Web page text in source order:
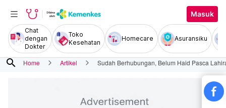
Masuk
Chat
dengan
Dokter
Toko
Kesehatan
Homecare Asuransiku
search Home Artikel Sudah Berhubungan, Belum Haid Pasca